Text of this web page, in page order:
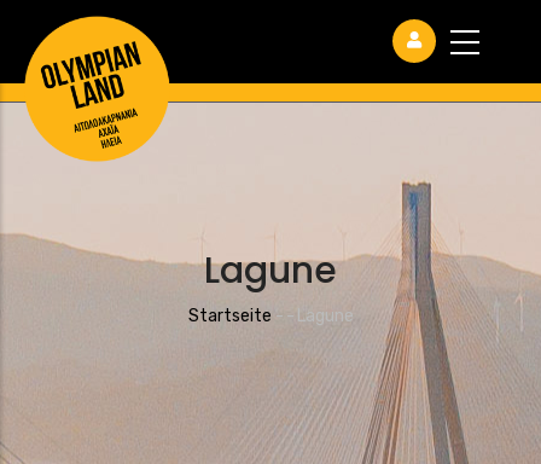
Lagune
Pfadnavigation
Startseite - - Lagune